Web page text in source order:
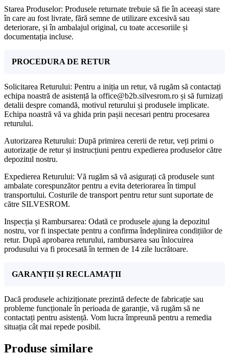
Starea Produselor: Produsele returnate trebuie să fie în aceeași stare
în care au fost livrate, fără semne de utilizare excesivă sau
deteriorare, și în ambalajul original, cu toate accesoriile și
documentația incluse.
PROCEDURA DE RETUR
Solicitarea Returului: Pentru a iniția un retur, vă rugăm să contactați
echipa noastră de asistență la office@b2b.silvesrom.ro și să furnizați
detalii despre comandă, motivul returului și produsele implicate.
Echipa noastră vă va ghida prin pașii necesari pentru procesarea
returului.
Autorizarea Returului: După primirea cererii de retur, veți primi o
autorizație de retur și instrucțiuni pentru expedierea produselor către
depozitul nostru.
Expedierea Returului: Vă rugăm să vă asigurați că produsele sunt
ambalate corespunzător pentru a evita deteriorarea în timpul
transportului. Costurile de transport pentru retur sunt suportate de
către SILVESROM.
Inspecția și Rambursarea: Odată ce produsele ajung la depozitul
nostru, vor fi inspectate pentru a confirma îndeplinirea condițiilor de
retur. După aprobarea returului, rambursarea sau înlocuirea
produsului va fi procesată în termen de 14 zile lucrătoare.
GARANȚII ȘI RECLAMAȚII
Dacă produsele achiziționate prezintă defecte de fabricație sau
probleme funcționale în perioada de garanție, vă rugăm să ne
contactați pentru asistență. Vom lucra împreună pentru a remedia
situația cât mai repede posibil.
Produse similare